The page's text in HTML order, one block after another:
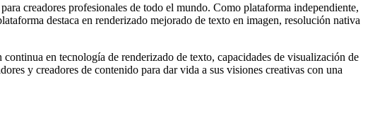
creadores profesionales de todo el mundo. Como plataforma independiente,
destaca en renderizado mejorado de texto en imagen, resolución nativa
en tecnología de renderizado de texto, capacidades de visualización de
y creadores de contenido para dar vida a sus visiones creativas con una